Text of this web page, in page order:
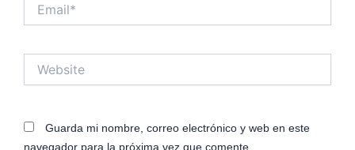
Guarda mi nombre, correo electrónico y web en este
navegador para la próxima vez que comente.